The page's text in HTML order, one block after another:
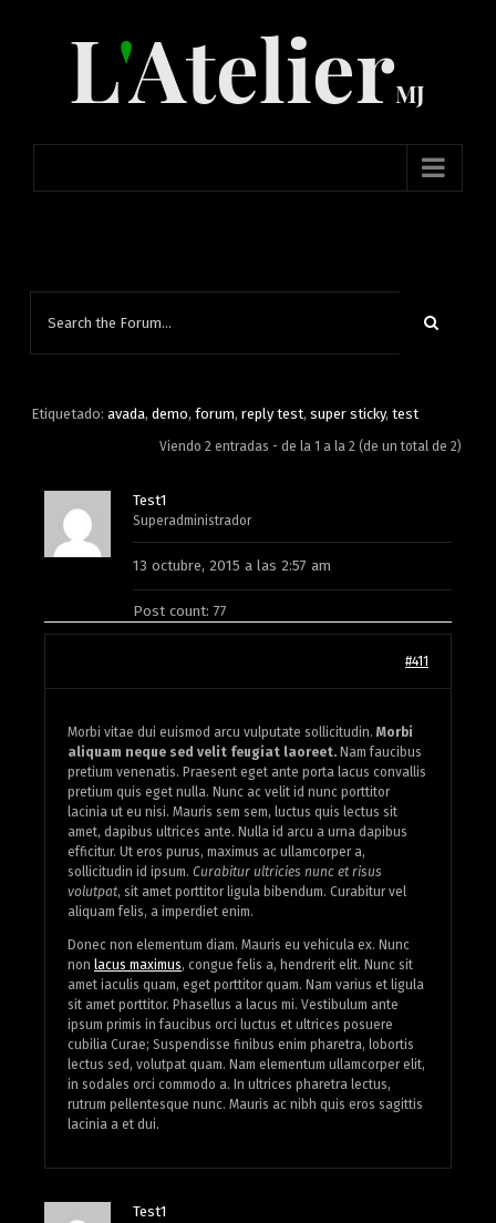
Etiquetado: avada, demo, forum, reply test, super sticky, test
Viendo 2 entradas - de la 1 a la 2 (de un total de 2)
Test1
Superadministrador
13 octubre, 2015 a las 2:57 am
Post count: 77
#411
Morbi vitae dui euismod arcu vulputate sollicitudin. Morbi
aliquam neque sed velit feugiat laoreet. Nam faucibus
pretium venenatis. Praesent eget ante porta lacus convallis
pretium quis eget nulla. Nunc ac velit id nunc porttitor
lacinia ut eu nisi. Mauris sem sem, luctus quis lectus sit
amet, dapibus ultrices ante. Nulla id arcu a urna dapibus
efficitur. Ut eros purus, maximus ac ullamcorper a,
sollicitudin id ipsum. Curabitur ultricies nunc et risus
volutpat, sit amet porttitor ligula bibendum. Curabitur vel
aliquam felis, a imperdiet enim.
Donec non elementum diam. Mauris eu vehicula ex. Nunc
non lacus maximus, congue felis a, hendrerit elit. Nunc sit
amet iaculis quam, eget porttitor quam. Nam varius et ligula
sit amet porttitor. Phasellus a lacus mi. Vestibulum ante
ipsum primis in faucibus orci luctus et ultrices posuere
cubilia Curae; Suspendisse finibus enim pharetra, lobortis
lectus sed, volutpat quam. Nam elementum ullamcorper elit,
in sodales orci commodo a. In ultrices pharetra lectus,
rutrum pellentesque nunc. Mauris ac nibh quis eros sagittis
lacinia a et dui.
Test1